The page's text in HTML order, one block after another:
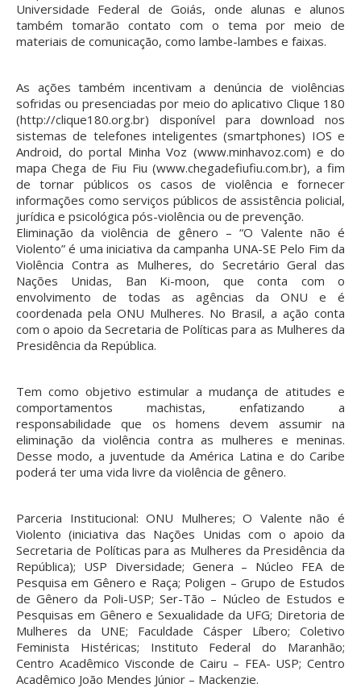
Universidade Federal de Goiás, onde alunas e alunos
também tomarão contato com o tema por meio de
materiais de comunicação, como lambe-lambes e faixas.
As ações também incentivam a denúncia de violências
sofridas ou presenciadas por meio do aplicativo Clique 180
(http://clique180.org.br) disponível para download nos
sistemas de telefones inteligentes (smartphones) IOS e
Android, do portal Minha Voz (www.minhavoz.com) e do
mapa Chega de Fiu Fiu (www.chegadefiufiu.com.br), a fim
de tornar públicos os casos de violência e fornecer
informações como serviços públicos de assistência policial,
jurídica e psicológica pós-violência ou de prevenção.
Eliminação da violência de gênero – “O Valente não é
Violento” é uma iniciativa da campanha UNA-SE Pelo Fim da
Violência Contra as Mulheres, do Secretário Geral das
Nações Unidas, Ban Ki-moon, que conta com o
envolvimento de todas as agências da ONU e é
coordenada pela ONU Mulheres. No Brasil, a ação conta
com o apoio da Secretaria de Políticas para as Mulheres da
Presidência da República.
Tem como objetivo estimular a mudança de atitudes e
comportamentos machistas, enfatizando a
responsabilidade que os homens devem assumir na
eliminação da violência contra as mulheres e meninas.
Desse modo, a juventude da América Latina e do Caribe
poderá ter uma vida livre da violência de gênero.
Parceria Institucional: ONU Mulheres; O Valente não é
Violento (iniciativa das Nações Unidas com o apoio da
Secretaria de Políticas para as Mulheres da Presidência da
República); USP Diversidade; Genera – Núcleo FEA de
Pesquisa em Gênero e Raça; Poligen – Grupo de Estudos
de Gênero da Poli-USP; Ser-Tão – Núcleo de Estudos e
Pesquisas em Gênero e Sexualidade da UFG; Diretoria de
Mulheres da UNE; Faculdade Cásper Líbero; Coletivo
Feminista Histéricas; Instituto Federal do Maranhão;
Centro Acadêmico Visconde de Cairu – FEA- USP; Centro
Acadêmico João Mendes Júnior – Mackenzie.